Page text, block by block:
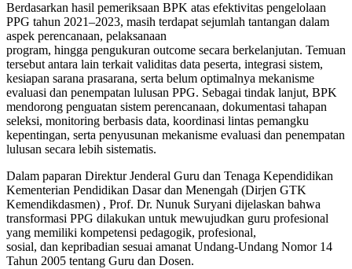
Berdasarkan hasil pemeriksaan BPK atas efektivitas pengelolaan
PPG tahun 2021–2023, masih terdapat sejumlah tantangan dalam
aspek perencanaan, pelaksanaan
program, hingga pengukuran outcome secara berkelanjutan. Temuan
tersebut antara lain terkait validitas data peserta, integrasi sistem,
kesiapan sarana prasarana, serta belum optimalnya mekanisme
evaluasi dan penempatan lulusan PPG. Sebagai tindak lanjut, BPK
mendorong penguatan sistem perencanaan, dokumentasi tahapan
seleksi, monitoring berbasis data, koordinasi lintas pemangku
kepentingan, serta penyusunan mekanisme evaluasi dan penempatan
lulusan secara lebih sistematis.
Dalam paparan Direktur Jenderal Guru dan Tenaga Kependidikan
Kementerian Pendidikan Dasar dan Menengah (Dirjen GTK
Kemendikdasmen) , Prof. Dr. Nunuk Suryani dijelaskan bahwa
transformasi PPG dilakukan untuk mewujudkan guru profesional
yang memiliki kompetensi pedagogik, profesional,
sosial, dan kepribadian sesuai amanat Undang-Undang Nomor 14
Tahun 2005 tentang Guru dan Dosen.